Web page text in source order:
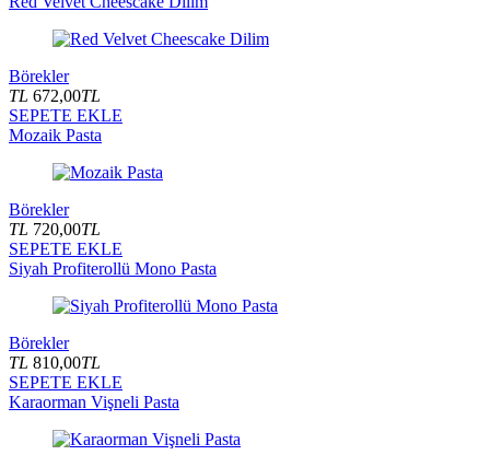
Börekler
TL 672,00TL
SEPETE EKLE
Mozaik Pasta
Börekler
TL 720,00TL
SEPETE EKLE
Siyah Profiterollü Mono Pasta
Börekler
TL 810,00TL
SEPETE EKLE
Karaorman Vişneli Pasta